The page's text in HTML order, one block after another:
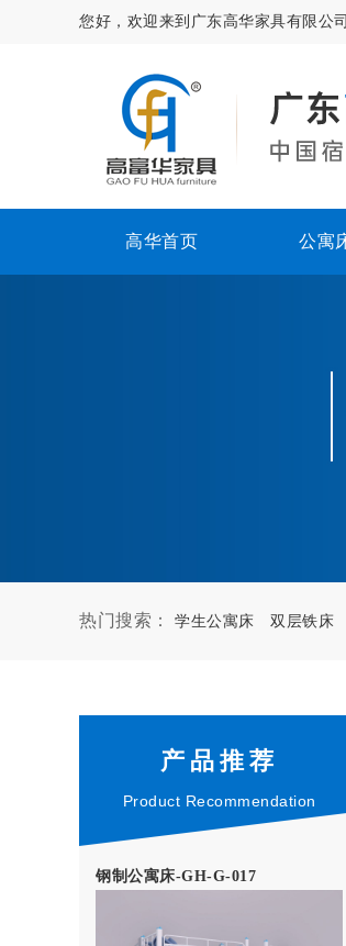
您好，欢迎来到广东高华家具有限公
高华首页 公寓
热门搜索： 学生公寓床 双层铁床
产品推荐
Product Recommendation
钢制公寓床-GH-G-017